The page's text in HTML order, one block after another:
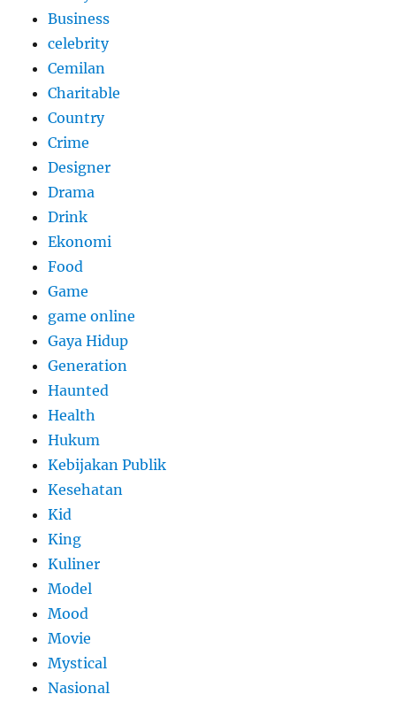
Business
celebrity
Cemilan
Charitable
Country
Crime
Designer
Drama
Drink
Ekonomi
Food
Game
game online
Gaya Hidup
Generation
Haunted
Health
Hukum
Kebijakan Publik
Kesehatan
Kid
King
Kuliner
Model
Mood
Movie
Mystical
Nasional